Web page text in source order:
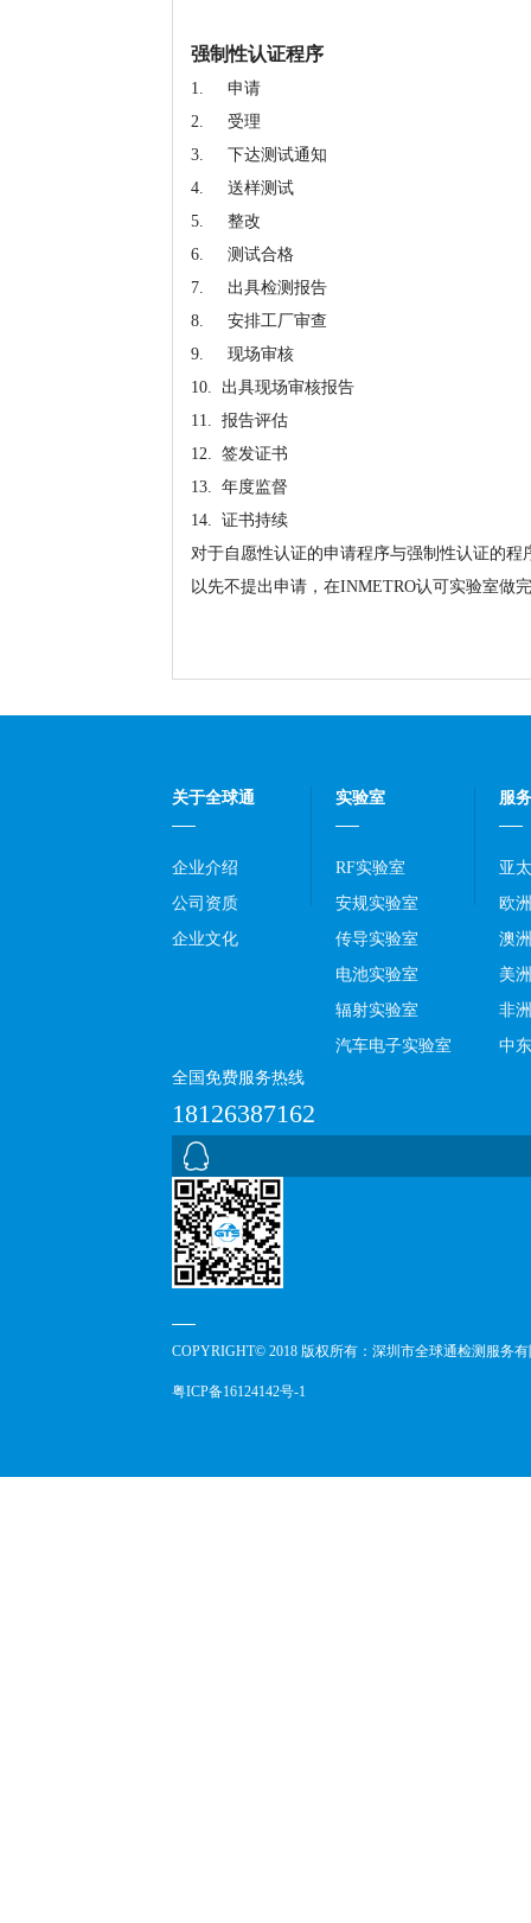
强制性认证程序
1. 申请
2. 受理
3. 下达测试通知
4. 送样测试
5. 整改
6. 测试合格
7. 出具检测报告
8. 安排工厂审查
9. 现场审核
10. 出具现场审核报告
11. 报告评估
12. 签发证书
13. 年度监督
14. 证书持续
对于自愿性认证的申请程序与强制性认证的
以先不提出申请，在INMETRO认可实验室做
关于全球通
企业介绍
公司资质
企业文化
实验室
RF实验室
安规实验室
传导实验室
电池实验室
辐射实验室
汽车电子实验室
服
亚
欧洲
澳洲
美洲
非洲
中东
全国免费服务热线
18126387162
COPYRIGHT© 2018 版权所有：深圳市全球通检测服务
粤ICP备16124142号-1